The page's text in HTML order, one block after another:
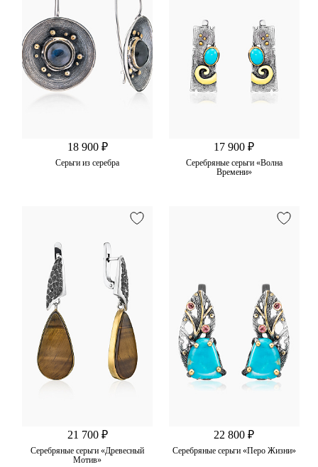
18 900 ₽
Серьги из серебра
17 900 ₽
Серебряные серьги «Волна
Времени»
21 700 ₽
Серебряные серьги «Древесный
Мотив»
22 800 ₽
Серебряные серьги «Перо Жизни»